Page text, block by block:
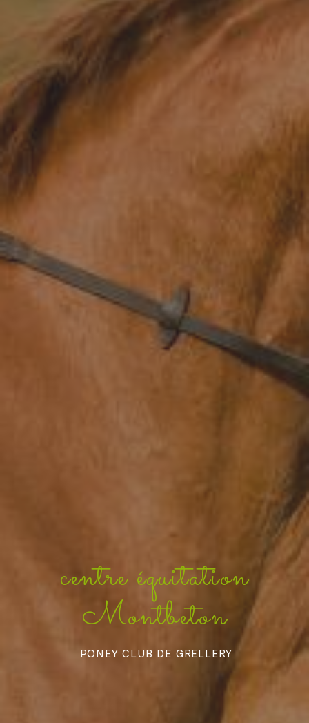
centre équitation
Montbeton
PONEY CLUB DE GRELLERY